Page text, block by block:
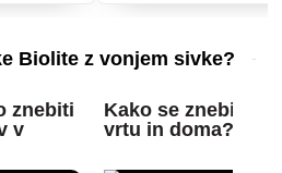
Biolite z vonjem sivke?
znebiti
v
Kako se znebiti
vrtu in doma?